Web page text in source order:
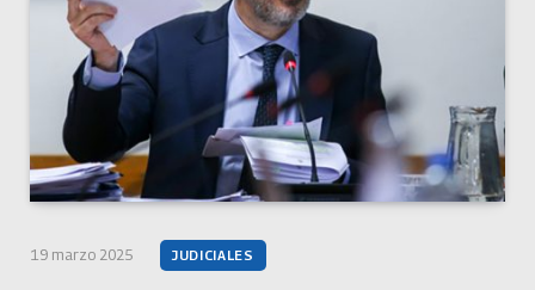
19 marzo 2025 JUDICIALES